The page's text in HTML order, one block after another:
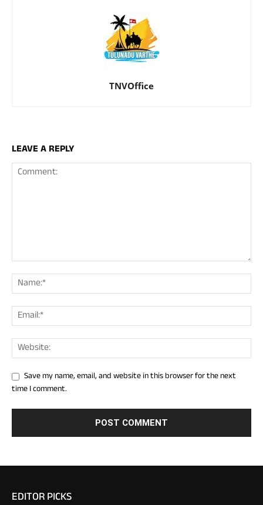
TNVOffice
LEAVE A REPLY
Save my name, email, and website in this browser for the next
time I comment.
EDITOR PICKS